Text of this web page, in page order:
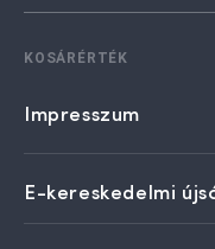
KOSÁRÉRTÉK
Impresszum
E-kereskedelmi